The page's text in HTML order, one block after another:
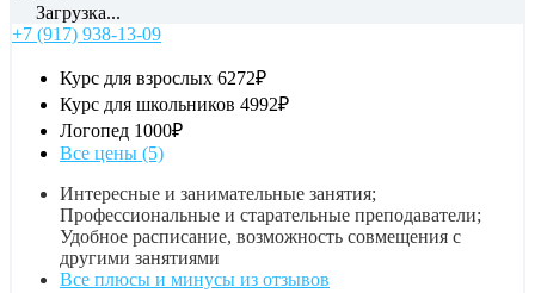
Загрузка...
+7 (917) 938-13-09
Курс для взрослых 6272₽
Курс для школьников 4992₽
Логопед 1000₽
Все цены (5)
Интересные и занимательные занятия;
Профессиональные и старательные преподаватели;
Удобное расписание, возможность совмещения с
другими занятиями
Все плюсы и минусы из отзывов